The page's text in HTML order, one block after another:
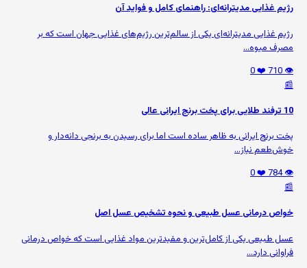
رژیم غذایی مدیترانه‌ای: راهنمای کامل و فواید آن
رژیم غذایی مدیترانه‌ای یکی از سالم‌ترین رژیم‌های غذایی جهان است که بر
مصرف میوه‌...
👁️ 710
❤️ 0
📰
10 ترفند طلایی برای پخت برنج ایرانی عالی
پخت برنج ایرانی به ظاهر ساده است اما برای رسیدن به برنجی دانه‌دار و
خوش‌طعم نیاز...
👁️ 784
❤️ 0
📰
خواص درمانی عسل طبیعی و نحوه تشخیص عسل اصل
عسل طبیعی یکی از کامل‌ترین و مفیدترین مواد غذایی است که خواص درمانی
فراوانی دارد...